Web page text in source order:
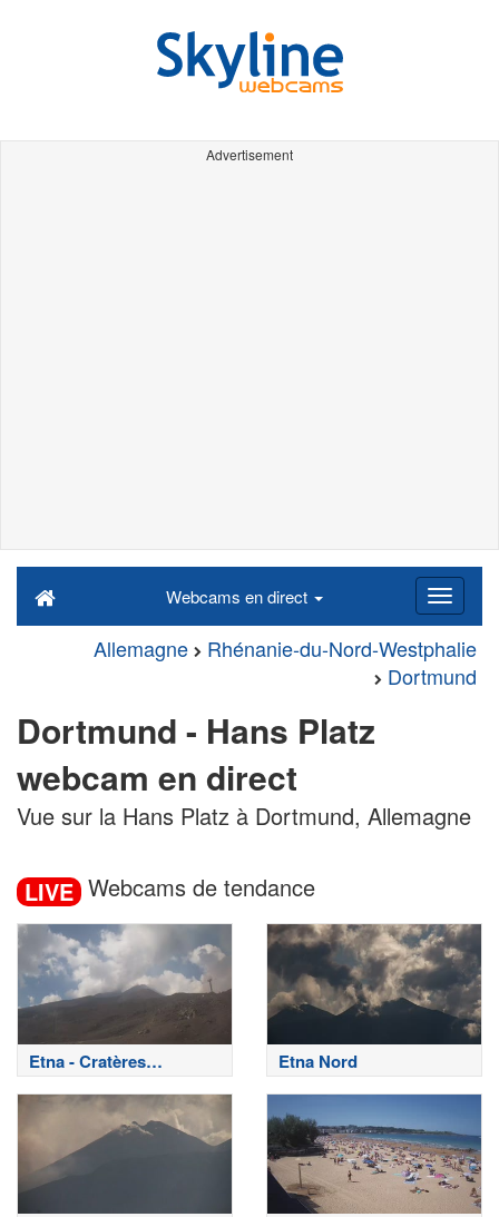
Advertisement
Webcams en direct
Allemagne
Rhénanie-du-Nord-Westphalie
Dortmund
Dortmund - Hans Platz
webcam en direct
Vue sur la Hans Platz à Dortmund, Allemagne
LIVE Webcams de tendance
Etna - Cratères
sommitaux
Etna Nord